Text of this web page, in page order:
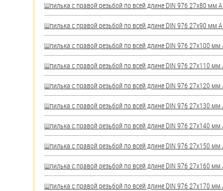
Такелаж
Хомуты
Шайбы
Шпильки
Шплинты
Штифты и пальцы
Шпилька с правой резьбой по всей длине DIN 976 27х80 мм
Шпилька с правой резьбой по всей длине DIN 976 27х90 мм
Шпилька с правой резьбой по всей длине DIN 976 27х100 мм
Шпилька с правой резьбой по всей длине DIN 976 27х110 мм
Шпилька с правой резьбой по всей длине DIN 976 27х120 мм
Шпилька с правой резьбой по всей длине DIN 976 27х130 мм
Шпилька с правой резьбой по всей длине DIN 976 27х140 мм
Шпилька с правой резьбой по всей длине DIN 976 27х150 мм
Шпилька с правой резьбой по всей длине DIN 976 27х160 мм
Шпилька с правой резьбой по всей длине DIN 976 27х170 мм